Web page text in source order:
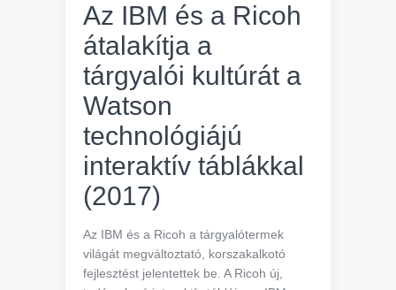
Az IBM és a Ricoh
átalakítja a
tárgyalói kultúrát a
Watson
technológiájú
interaktív táblákkal
(2017)
Az IBM és a Ricoh a tárgyalótermek
világát megváltoztató, korszakalkotó
fejlesztést jelentettek be. A Ricoh új,